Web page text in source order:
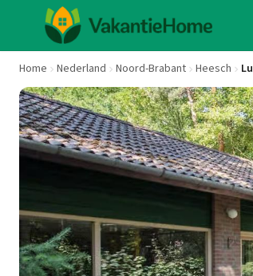
Home Nederland Noord-Brabant Heesch